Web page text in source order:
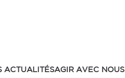
ACTUALITÉSAGIR AVEC NOUS